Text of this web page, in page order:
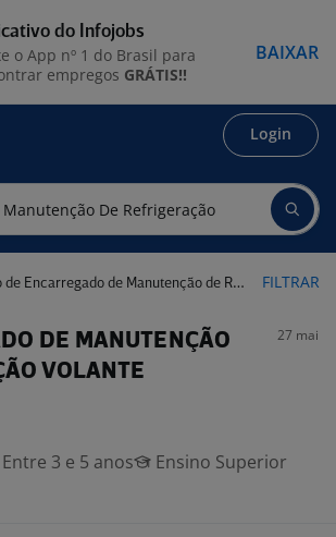
Login
de Manutenção de Refrigeração FILTRAR
DE MANUTENÇÃO
VOLANTE
27 mai
Entre 3 e 5 anos
Ensino Superior
do Infojobs
o App nº 1 do Brasil para
empregos GRÁTIS!!
BAIXAR